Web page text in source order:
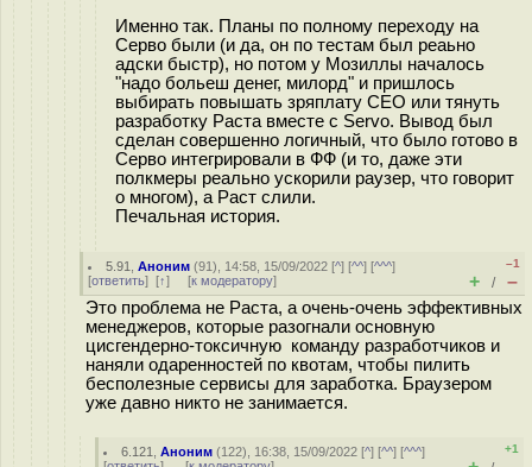
Именно так. Планы по полному переходу на
Серво были (и да, он по тестам был реаьно
адски быстр), но потом у Мозиллы началось
"надо больеш денег, милорд" и пришлось
выбирать повышать зряплату CEO или тянуть
разработку Раста вместе с Servo. Вывод был
сделан совершенно логичный, что было готово в
Серво интегрировали в ФФ (и то, даже эти
полкмеры реально ускорили раузер, что говорит
о многом), а Раст слили.
Печальная история.
5.91 ,Аноним (91), 14:58, 15/09/2022 [^] [^^] [^^^]
[ответить] [↑] [к модератору]
–1
+ / –
Это проблема не Раста, а очень-очень эффективных
менеджеров, которые разогнали основную
цисгендерно-токсичную команду разработчиков и
наняли одаренностей по квотам, чтобы пилить
бесполезные сервисы для заработка. Браузером
уже давно никто не занимается.
6.121 ,Аноним (122), 16:38, 15/09/2022 [^] [^^] [^^^]
+1